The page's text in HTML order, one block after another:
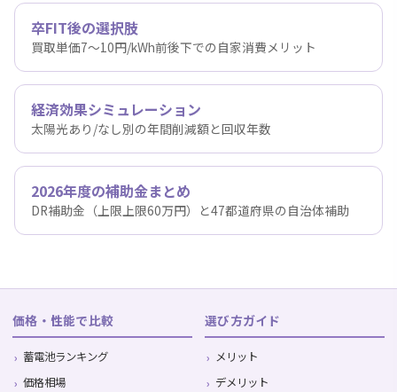
卒FIT後の選択肢
買取単価7〜10円/kWh前後下での自家消費メリット
経済効果シミュレーション
太陽光あり/なし別の年間削減額と回収年数
2026年度の補助金まとめ
DR補助金（上限上限60万円）と47都道府県の自治体補助
価格・性能で比較
蓄電池ランキング
価格相場
選び方ガイド
メリット
デメリット